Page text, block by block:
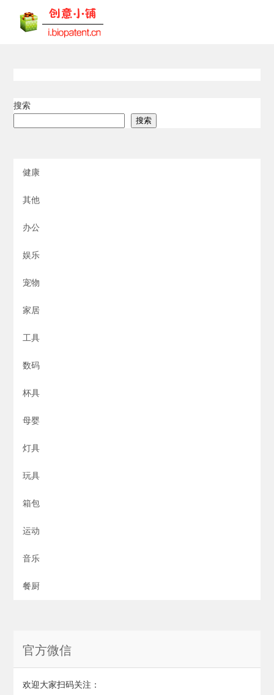
搜索
搜索
健康
其他
办公
娱乐
宠物
家居
工具
数码
杯具
母婴
灯具
玩具
箱包
运动
音乐
餐厨
官方微信
欢迎大家扫码关注：